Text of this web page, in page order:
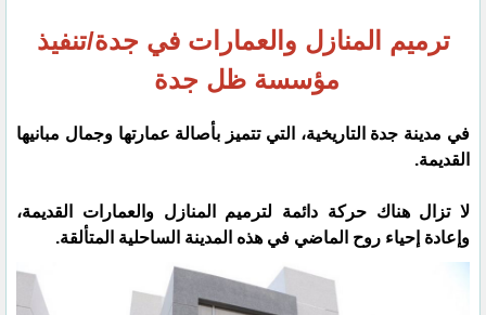
ترميم المنازل والعمارات في جدة/تنفيذ
مؤسسة ظل جدة
في مدينة جدة التاريخية، التي تتميز بأصالة عمارتها وجمال مبانيها
القديمة.
لا تزال هناك حركة دائمة لترميم المنازل والعمارات القديمة،
وإعادة إحياء روح الماضي في هذه المدينة الساحلية المتألقة.